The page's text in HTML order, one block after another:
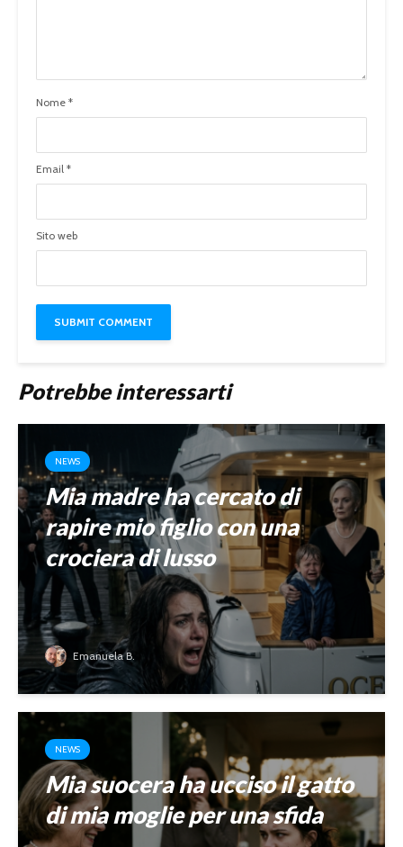
Nome *
Email *
Sito web
Potrebbe interessarti
NEWS
Mia madre ha cercato di
rapire mio figlio con una
crociera di lusso
Emanuela B.
NEWS
Mia suocera ha ucciso il gatto
di mia moglie per una sfida